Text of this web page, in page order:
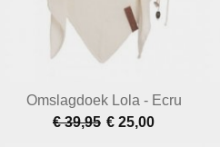
Omslagdoek Lola - Ecru
€ 39,95 € 25,00